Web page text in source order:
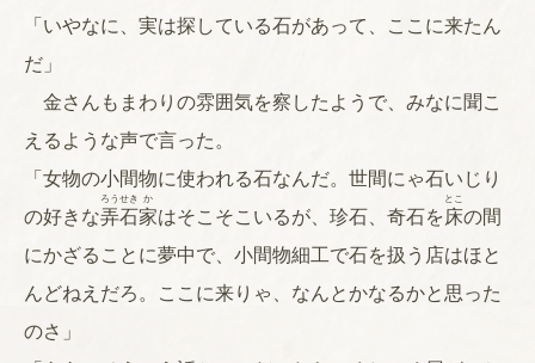
「いやなに、実は探している石があって、ここに来たん
だ」
金さんもまわりの雰囲気を察したようで、みなに聞こ
えるような声で言った。
「女物の小間物に使われる石なんだ。世間にゃ石いじり
の好きな弄
ろう
石
せき
家
か
はそこそこいるが、珍石、奇石を床
とこ
の間
にかざることに夢中で、小間物細工で石を扱う店はほと
んどねえだろ。ここに来りゃ、なんとかなるかと思った
のさ」